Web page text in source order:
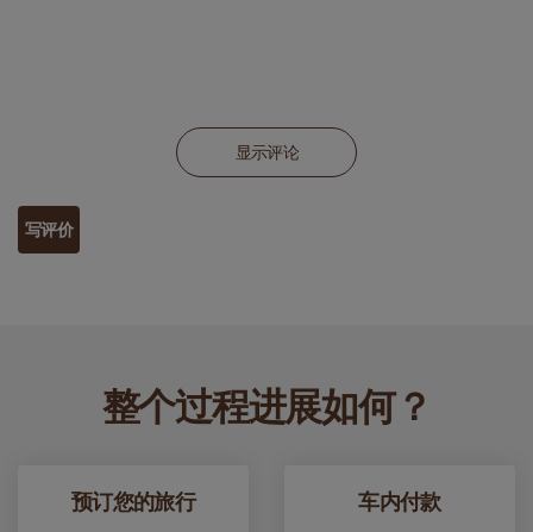
显示评论
写评价
整个过程进展如何？
预订您的旅行 车内付款